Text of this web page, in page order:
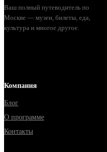
Ваш полный путеводитель по
Москве — музеи, билеты, еда,
культура и многое другое.
Компания
Блог
О программе
Контакты